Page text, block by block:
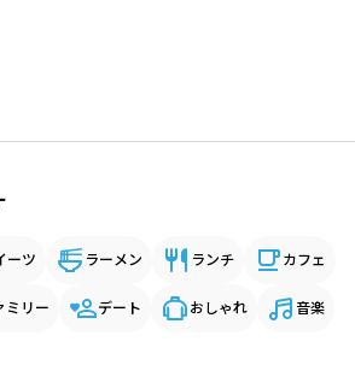
ーツ ラーメン ランチ カフェ
ミリー デート おしゃれ 音楽